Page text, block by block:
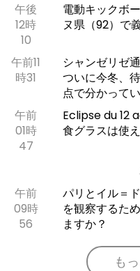
午後
12時
10
電動キックボ
ヌ県（92）で
午前11
時31
シャンゼリゼ
ついに今冬、
点で分かって
午前
01時
47
Eclipse du 12
食グラスは使
午前
09時
56
パリとイル＝
を観察するた
ますか？
も